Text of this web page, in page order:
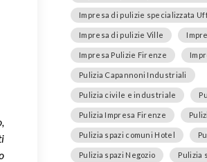
Impresa di pulizie specializzata
Impresa di pulizie Ville
Impresa Pulizie Firenze
Pulizia Capannoni Industriali
Pulizia civile e industriale
Pulizia Impresa Firenze
Pulizia spazi comuni Hotel
Pulizia spazi Negozio Pulizia